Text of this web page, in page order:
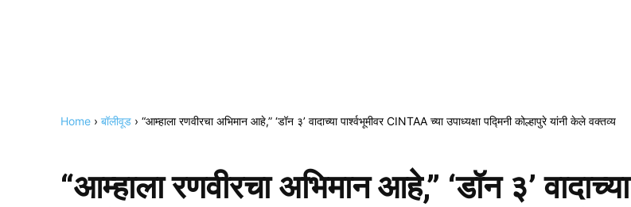
Home › बॉलीवूड › “आम्हाला रणवीरचा अभिमान आहे,” ‘डॉन ३’ वादाच्या पार्श्वभूमीवर CINTAA च्या उपाध्यक्षा पद्मिनी कोल्हापुरे यांनी केले वक्तव्य
“आम्हाला रणवीरचा अभिमान आहे,” ‘डॉन ३’ वादाच्या